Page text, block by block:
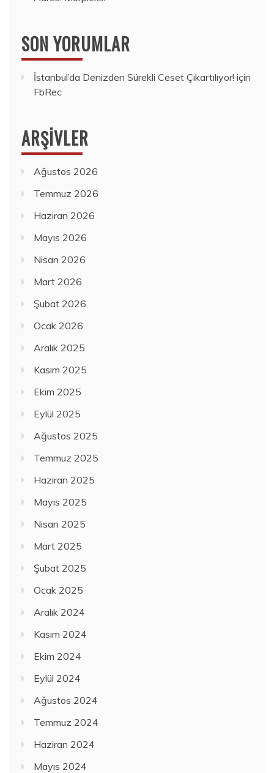
SON YORUMLAR
İstanbul’da Denizden Sürekli Ceset Çıkartılıyor! için
FbRec
ARŞIVLER
Ağustos 2026
Temmuz 2026
Haziran 2026
Mayıs 2026
Nisan 2026
Mart 2026
Şubat 2026
Ocak 2026
Aralık 2025
Kasım 2025
Ekim 2025
Eylül 2025
Ağustos 2025
Temmuz 2025
Haziran 2025
Mayıs 2025
Nisan 2025
Mart 2025
Şubat 2025
Ocak 2025
Aralık 2024
Kasım 2024
Ekim 2024
Eylül 2024
Ağustos 2024
Temmuz 2024
Haziran 2024
Mayıs 2024